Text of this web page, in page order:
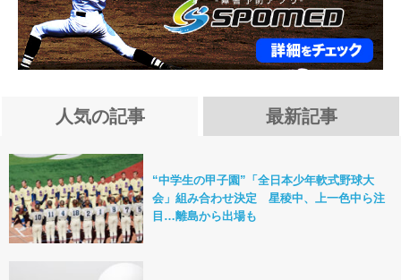
人気の記事 最新記事
“中学生の甲子園”「全日本少年軟式野球大
会」組み合わせ決定 星稜中、上一色中ら注
目…離島から出場も